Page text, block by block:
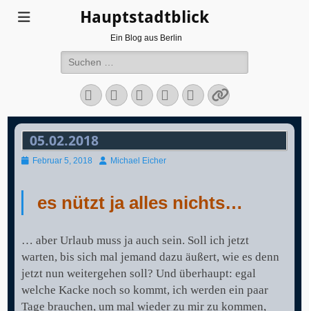
Hauptstadtblick
Ein Blog aus Berlin
Suchen
nach:
Facebook
TwitterLinkedIn
FlickrInstagram
05.02.2018
Veröffentlicht
Februar 5, 2018 AutorMichael Eicher
es nützt ja alles nichts…
… aber Urlaub muss ja auch sein. Soll ich jetzt
warten, bis sich mal jemand dazu äußert, wie es denn
jetzt nun weitergehen soll? Und überhaupt: egal
welche Kacke noch so kommt, ich werden ein paar
Tage brauchen, um mal wieder zu mir zu kommen,